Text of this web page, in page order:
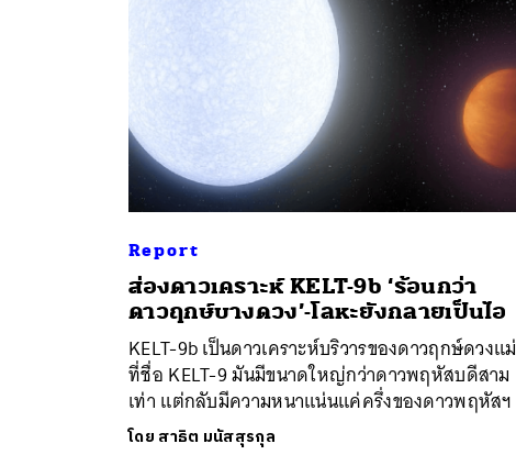
Report
ส่องดาวเคราะห์ KELT-9b ‘ร้อนกว่า
ดาวฤกษ์บางดวง’-โลหะยังกลายเป็นไอ
KELT-9b เป็นดาวเคราะห์บริวารของดาวฤกษ์ดวงแม่
ที่ชื่อ KELT-9 มันมีขนาดใหญ่กว่าดาวพฤหัสบดีสาม
เท่า แต่กลับมีความหนาแน่นแค่ครึ่งของดาวพฤหัสฯ
โดย สาธิต มนัสสุรกุล